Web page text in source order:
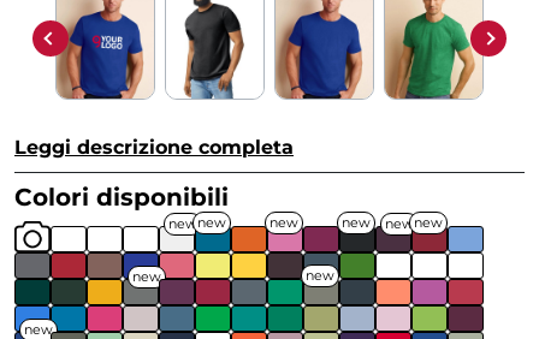
Leggi descrizione completa
Colori disponibili
new new new new new new
new new
new